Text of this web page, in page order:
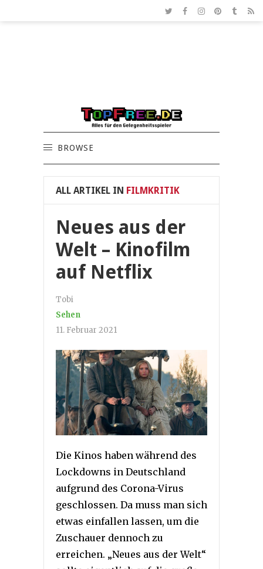
BROWSE
ALL ARTIKEL IN FILMKRITIK
Neues aus der
Welt – Kinofilm
auf Netflix
Tobi
Sehen
11. Februar 2021
Die Kinos haben während des
Lockdowns in Deutschland
aufgrund des Corona-Virus
geschlossen. Da muss man sich
etwas einfallen lassen, um die
Zuschauer dennoch zu
erreichen. „Neues aus der Welt“